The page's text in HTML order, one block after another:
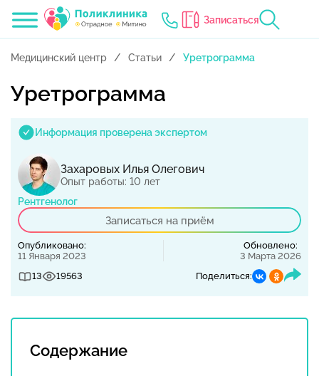
Записаться
Медицинский центр Статьи Уретрограмма
Уретрограмма
Информация проверена экспертом
Захаровых Илья Олегович
Опыт работы: 10 лет
Рентгенолог
Записаться на приём
Опубликовано:
11 Января 2023
Обновлено:
3 Марта 2026
13
19563 Поделиться:
Содержание